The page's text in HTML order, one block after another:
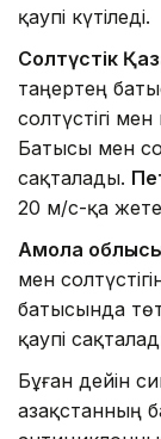
қаупі күтіледі.
Солтүстік
таңертең
солтүстігі
Батысы мен
сақталады.
20 м/с-қа
Ақмола
мен
батысында
қаупі
Бұған дейін
Қазақстанның